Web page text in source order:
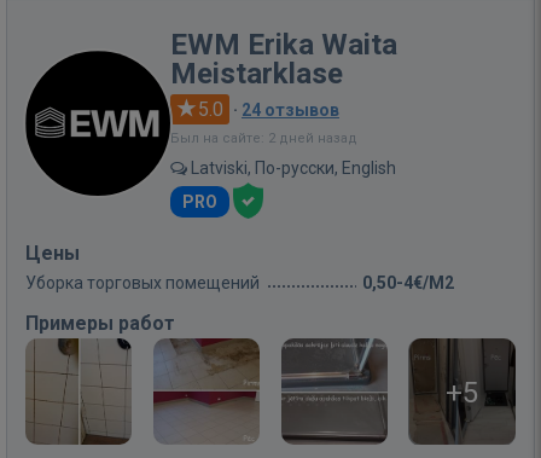
EWM Erika Waita
Meistarklase
5.0 · 24 отзывов
Был на сайте: 2 дней назад
Latviski, По-русски, English
PRO
Цены
Уборка торговых помещений 0,50-4€/M2
Примеры работ
+5